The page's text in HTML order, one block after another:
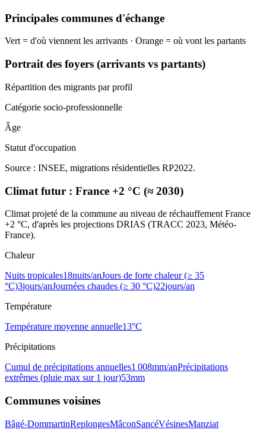
Principales communes d'échange
Vert = d'où viennent les arrivants · Orange = où vont les partants
Portrait des foyers (arrivants vs partants)
Répartition des migrants par profil
Catégorie socio-professionnelle
Âge
Statut d'occupation
Source : INSEE, migrations résidentielles RP2022.
Climat futur : France +2 °C (≈ 2030)
Climat projeté de la commune au niveau de réchauffement France
+2 °C, d'après les projections DRIAS (TRACC 2023, Météo-
France).
Chaleur
Nuits tropicales18nuits/anJours de forte chaleur (≥ 35
°C)3jours/anJournées chaudes (≥ 30 °C)22jours/an
Température
Température moyenne annuelle13°C
Précipitations
Cumul de précipitations annuelles1 008mm/anPrécipitations
extrêmes (pluie max sur 1 jour)53mm
Communes voisines
Bâgé-DommartinReplongesMâconSancéVésinesManziat